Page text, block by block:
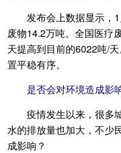
发布会上数据显示，1
废物14.2万吨。全国医疗
天提高到目前的6022吨/
置平稳有序。
是否会对环境造成影
疫情发生以来，很多
水的排放量也加大，不少
成影响？